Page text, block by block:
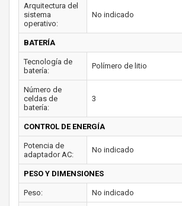
Arquitectura del
sistema
operativo:
No indicado
BATERÍA
Tecnología de
batería:
Polímero de litio
Número de
celdas de
batería:
3
CONTROL DE ENERGÍA
Potencia de
adaptador AC:
No indicado
PESO Y DIMENSIONES
Peso: No indicado